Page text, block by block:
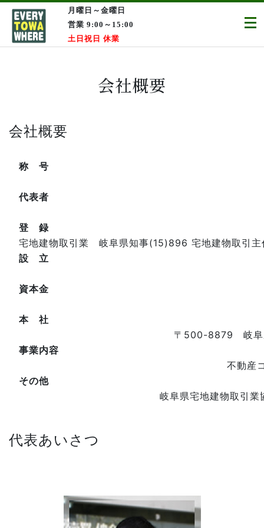
月曜日～金曜日
営業 9:00～15:00
土日祝日 休業
会社概要
会社概要
称 号
代表者
登 録
宅地建物取引業 岐阜県知事(15)896 宅地建物取引
設 立
資本金
本 社
〒500-8879 岐阜
事業内容
不動産
その他
岐阜県宅地建物取引
代表あいさつ